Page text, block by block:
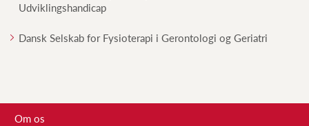
Udviklingshandicap
Dansk Selskab for Fysioterapi i Gerontologi og Geriatri
Om os